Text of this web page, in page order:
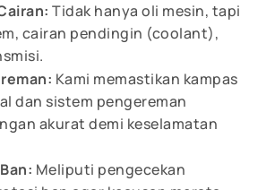
Tidak hanya oli mesin, tapi
cairan pendingin (coolant),
Kami memastikan kampas
dan sistem pengereman
akurat demi keselamatan
Meliputi pengecekan